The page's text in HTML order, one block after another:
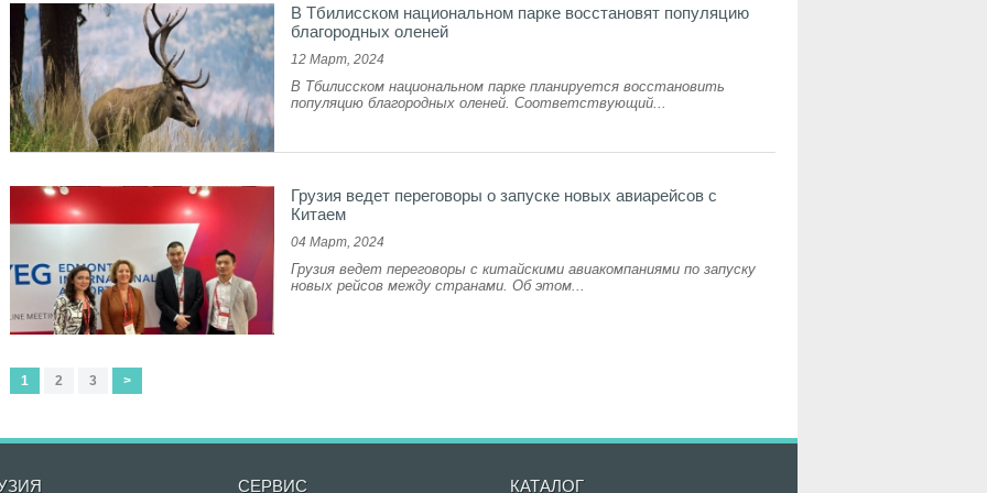
В Тбилисском национальном парке восстановят популяцию
благородных оленей
12 Март, 2024
В Тбилисском национальном парке планируется восстановить
популяцию благородных оленей. Соответствующий...
Грузия ведет переговоры о запуске новых авиарейсов с
Китаем
04 Март, 2024
Грузия ведет переговоры с китайскими авиакомпаниями по запуску
новых рейсов между странами. Об этом...
1 2 3 >
CЕРВИС КАТАЛОГ